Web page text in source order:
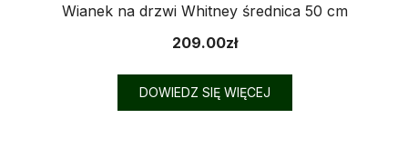
Wianek na drzwi Whitney średnica 50 cm
209.00zł
DOWIEDZ SIĘ WIĘCEJ